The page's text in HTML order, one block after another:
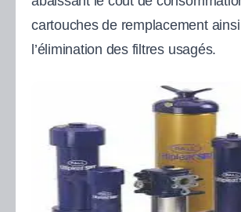
cartouches de remplacement
l’élimination des filtres usagés.